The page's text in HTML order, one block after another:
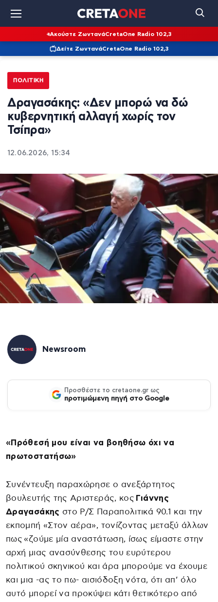
Ακούστε ΖωντανάCretaOne Radio 102,3
Δείτε ΖωντανάCretaOne Radio 102,3
ΠΟΛΙΤΙΚΉ
Δραγασάκης: «Δεν μπορώ να δώ
κυβερνητική αλλαγή χωρίς τον
Τσίπρα»
12.06.2026, 15:34
Newsroom
Προσθέστε το cretaone.gr ως
προτιμώμενη πηγή στο Google
«Πρόθεσή μου είναι να βοηθήσω όχι να
πρωτοστατήσω»
Συνέντευξη παραχώρησε ο ανεξάρτητος
βουλευτής της Αριστεράς, κος Γιάννης
Δραγασάκης στο Ρ/Σ Παραπολιτικά 90.1 και την
εκπομπή «Στον αέρα», τονίζοντας μεταξύ άλλων
πως «ζούμε μία αναστάτωση, ίσως είμαστε στην
αρχή μιας ανασύνθεσης του ευρύτερου
πολιτικού σκηνικού και άρα μπορούμε να έχουμε
και μια -ας το πω- αισιόδοξη νότα, ότι απ’ όλο
αυτό μπορεί να προκύψει κάτι θετικότερο από